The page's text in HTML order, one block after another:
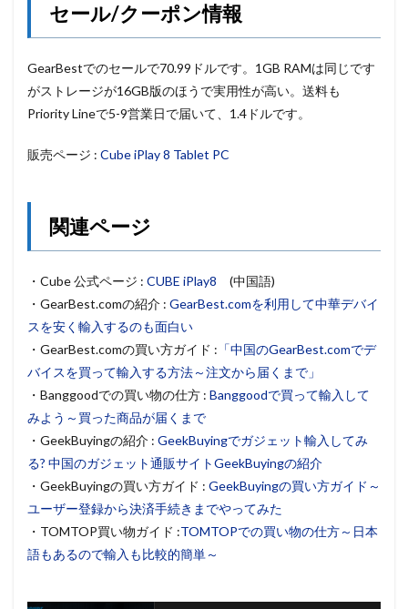
セール/クーポン情報
GearBestでのセールで70.99ドルです。1GB RAMは同じです
がストレージが16GB版のほうで実用性が高い。送料も
Priority Lineで5-9営業日で届いて、1.4ドルです。
販売ページ : Cube iPlay 8 Tablet PC
関連ページ
・Cube 公式ページ : CUBE iPlay8 (中国語)
・GearBest.comの紹介 : GearBest.comを利用して中華デバイ
スを安く輸入するのも面白い
・GearBest.comの買い方ガイド : 「中国のGearBest.comでデ
バイスを買って輸入する方法～注文から届くまで」
・Banggoodでの買い物の仕方 : Banggoodで買って輸入して
みよう～買った商品が届くまで
・GeekBuyingの紹介 : GeekBuyingでガジェット輸入してみ
る? 中国のガジェット通販サイトGeekBuyingの紹介
・GeekBuyingの買い方ガイド : GeekBuyingの買い方ガイド～
ユーザー登録から決済手続きまでやってみた
・TOMTOP買い物ガイド :TOMTOPでの買い物の仕方～日本
語もあるので輸入も比較的簡単～